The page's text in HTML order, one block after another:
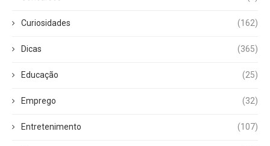
Curiosidades (162)
Dicas (365)
Educação (25)
Emprego (32)
Entretenimento (107)